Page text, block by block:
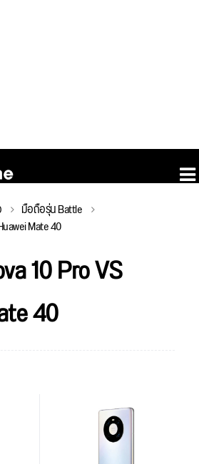
มือถือรุ่น Battle
Mate 40
10 Pro VS
40